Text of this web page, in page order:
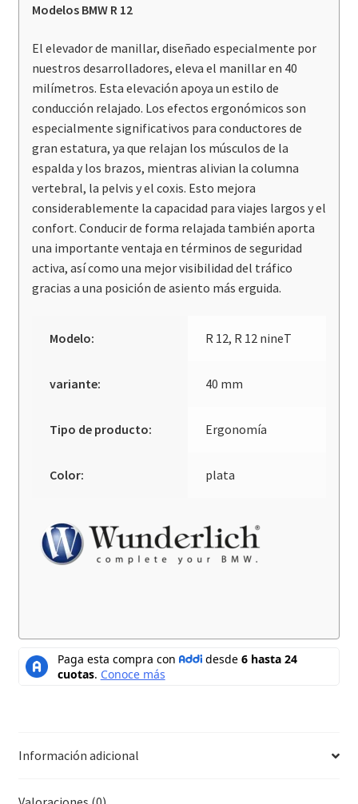
Modelos BMW R 12
El elevador de manillar, diseñado especialmente por
nuestros desarrolladores, eleva el manillar en 40
milímetros. Esta elevación apoya un estilo de
conducción relajado. Los efectos ergonómicos son
especialmente significativos para conductores de
gran estatura, ya que relajan los músculos de la
espalda y los brazos, mientras alivian la columna
vertebral, la pelvis y el coxis. Esto mejora
considerablemente la capacidad para viajes largos y el
confort. Conducir de forma relajada también aporta
una importante ventaja en términos de seguridad
activa, así como una mejor visibilidad del tráfico
gracias a una posición de asiento más erguida.
Modelo: R 12, R 12 nineT
variante: 40 mm
Tipo de producto: Ergonomía
Color: plata
Información adicional